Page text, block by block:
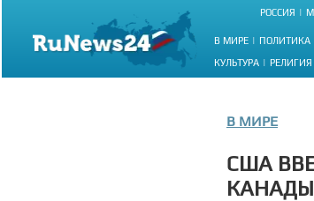
РОССИЯ
В МИРЕ ПОЛИТИКА
КУЛЬТУРА РЕЛИГИЯ
В МИРЕ
США
КАНАДЫ